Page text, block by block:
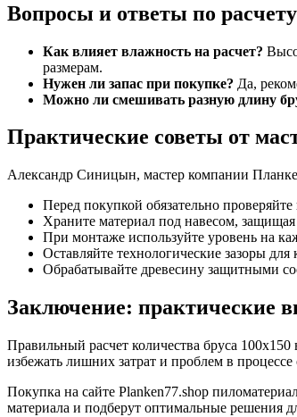
Вопросы и ответы по расчету
Как влияет влажность на расчет?
размерам.
Нужен ли запас при покупке? Да,
Можно ли смешивать разную длину
Практические советы от
Александр Синицын, мастер компании
Перед покупкой обязательно
Храните материал под навесом, защищая
При монтаже используйте уровень на
Оставляйте технологические зазоры
Обрабатывайте древесину защитными
Заключение: практические
Правильный расчет количества бруса
избежать лишних затрат и проблем в
Покупка на сайте Planken77.shop
материала и подберут оптимальные решения